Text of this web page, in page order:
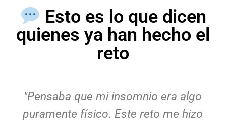
Esto es lo que dicen
quienes ya han hecho el
reto
"Lo que más me gustó es que no se
centra en controlar el sueño, sino en